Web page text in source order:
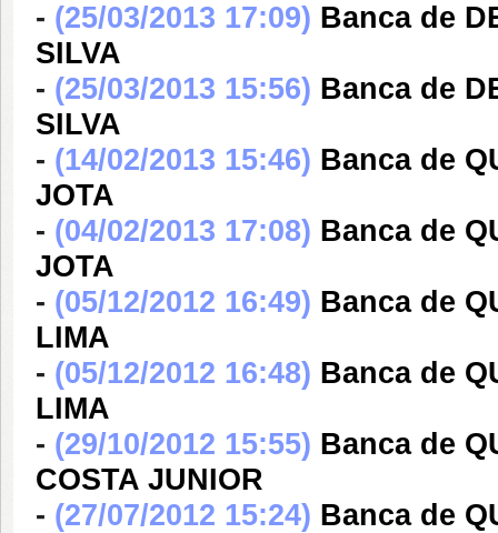
- (25/03/2013 17:09) Banca de
SILVA
- (25/03/2013 15:56) Banca de
SILVA
- (14/02/2013 15:46) Banca de
JOTA
- (04/02/2013 17:08) Banca de
JOTA
- (05/12/2012 16:49) Banca de
LIMA
- (05/12/2012 16:48) Banca de
LIMA
- (29/10/2012 15:55) Banca de
COSTA JUNIOR
- (27/07/2012 15:24) Banca de